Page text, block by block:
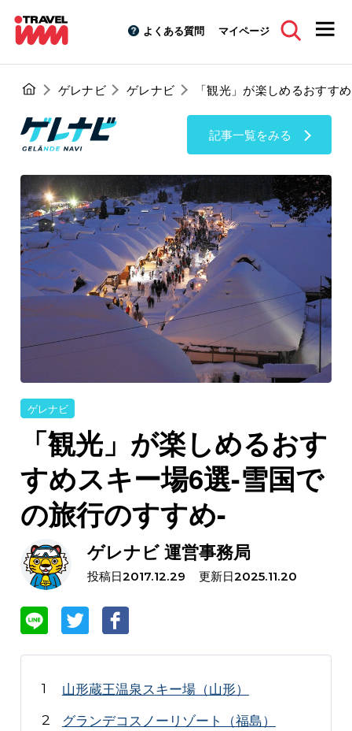
よくある質問 マイページ
ゲレナビ ゲレナビ 「観光」が楽しめるおすす
記事一覧をみる
ゲレナビ
「観光」が楽しめるおす
すめスキー場6選-雪国で
の旅行のすすめ-
ゲレナビ 運営事務局
投稿日2017.12.29 更新日2025.11.20
山形蔵王温泉スキー場（山形）
グランデコスノーリゾート（福島）